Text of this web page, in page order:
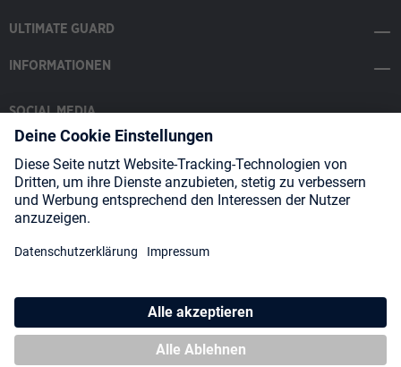
ULTIMATE GUARD
INFORMATIONEN
SOCIAL MEDIA
Payment Methods
Shipping
About us Blog Partners